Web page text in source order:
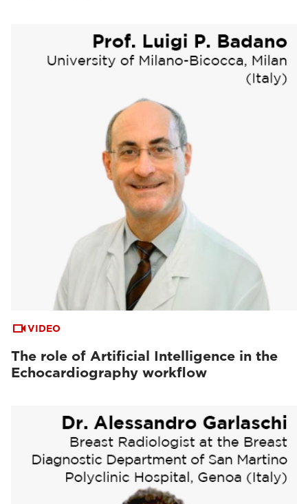
VIDEO
The role of Artificial Intelligence in the
Echocardiography workflow